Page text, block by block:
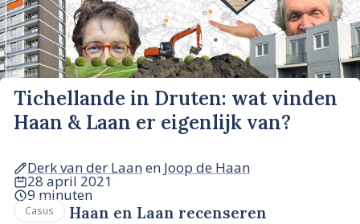
Tichellande in Druten: wat vinden
Haan & Laan er eigenlijk van?
Derk van der Laanen Joop de Haan
28 april 2021
9 minuten
Casus
Haan en Laan recenseren